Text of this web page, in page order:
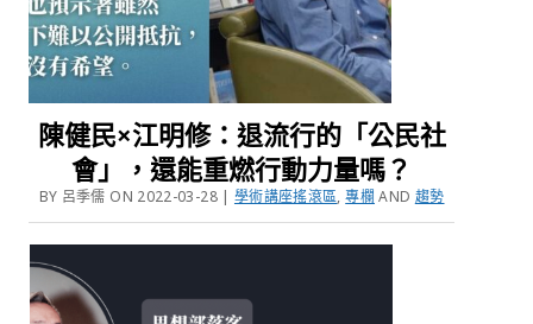
陳健民×江明修：退流行的「公民社
會」，還能重燃行動力量嗎？
BY 呂季儒 ON 2022-03-28 | 學術講座搖滾區,專欄 AND 趨勢